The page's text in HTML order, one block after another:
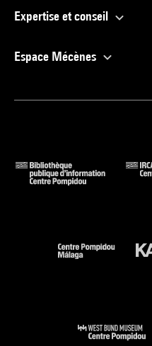
Expertise et conseil
Espace Mécènes